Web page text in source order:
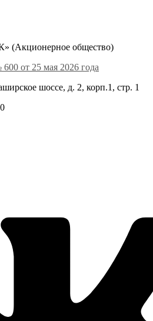
общество)
от 25 мая 2026 года
шоссе, д. 2, корп.1, стр. 1